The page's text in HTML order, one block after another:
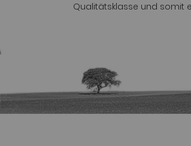
Qualitätsklasse und somit